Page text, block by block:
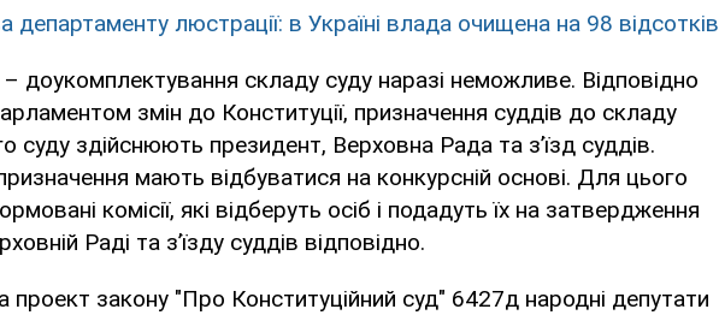
департаменту люстрації: в Україні влада очищена на 98 відсотків
доукомплектування складу суду наразі неможливе. Відповідно
змін до Конституції, призначення суддів до складу
суду здійснюють президент, Верховна Рада та з’їзд суддів.
мають відбуватися на конкурсній основі. Для цього
комісії, які відберуть осіб і подадуть їх на затвердження
Раді та з’їзду суддів відповідно.
проект закону "Про Конституційний суд" 6427д народні депутати